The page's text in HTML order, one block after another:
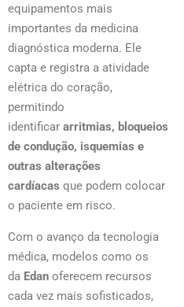
equipamentos mais
importantes da medicina
diagnóstica moderna. Ele
capta e registra a atividade
elétrica do coração,
permitindo
identificar arritmias, bloqueios
de condução, isquemias e
outras alterações
cardíacas que podem colocar
o paciente em risco.
Com o avanço da tecnologia
médica, modelos como os
da Edan oferecem recursos
cada vez mais sofisticados,